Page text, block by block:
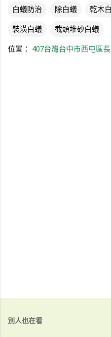
白蟻防治 除白蟻 乾木
裝潢白蟻 截頭堆砂白蟻
位置： 407台灣台中市西屯區
別人也在看